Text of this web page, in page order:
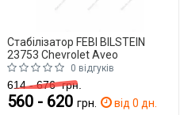
Стабілізатор FEBI BILSTEIN
23753 Chevrolet Aveo
0 відгуків
614 - 676грн.
560 - 620 грн. від 0 дн.